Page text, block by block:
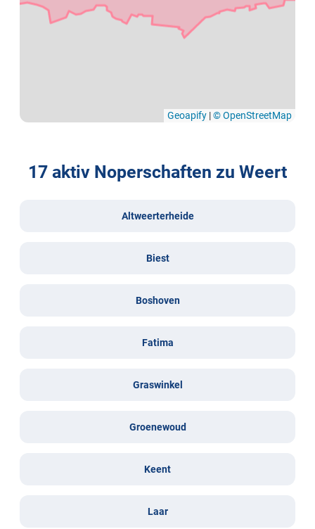
Geoapify |© OpenStreetMap
17 aktiv Noperschaften zu Weert
Altweerterheide
Biest
Boshoven
Fatima
Graswinkel
Groenewoud
Keent
Laar